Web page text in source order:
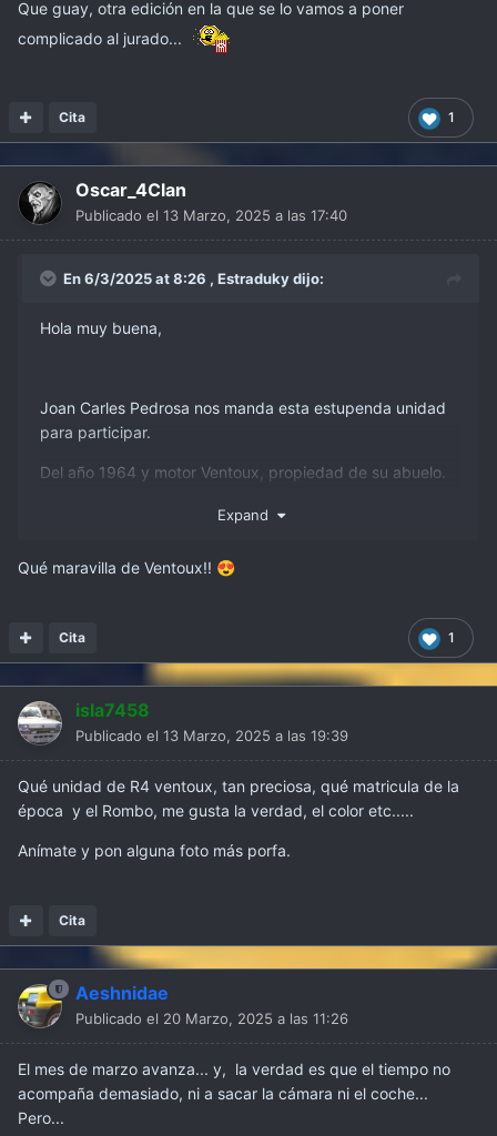
Que guay, otra edición en la que se lo vamos a poner
complicado al jurado...
1
Cita
Oscar_4Clan
Publicado el 13 Marzo, 2025 a las 17:40
En 6/3/2025 at 8:26 , Estradukydijo:
Hola muy buena,
Joan Carles Pedrosa nos manda esta estupenda unidad
para participar.
Del año 1964 y motor Ventoux, propiedad de su abuelo.
Recuerda que le llevaban al colegio en l y que fue su
Ánimo
#ClubClásicosRenault34567
#Renault
Expand
Qué maravilla de Ventoux!! 😍
1
Cita
isla7458
Publicado el 13 Marzo, 2025 a las 19:39
Qué unidad de R4 ventoux, tan preciosa, qué matricula de la
época y el Rombo, me gusta la verdad, el color etc.....
Anímate y pon alguna foto más porfa.
Cita
Aeshnidae
Publicado el 20 Marzo, 2025 a las 11:26
El mes de marzo avanza... y, la verdad es que el tiempo no
acompaña demasiado, ni a sacar la cámara ni el coche...
Pero...